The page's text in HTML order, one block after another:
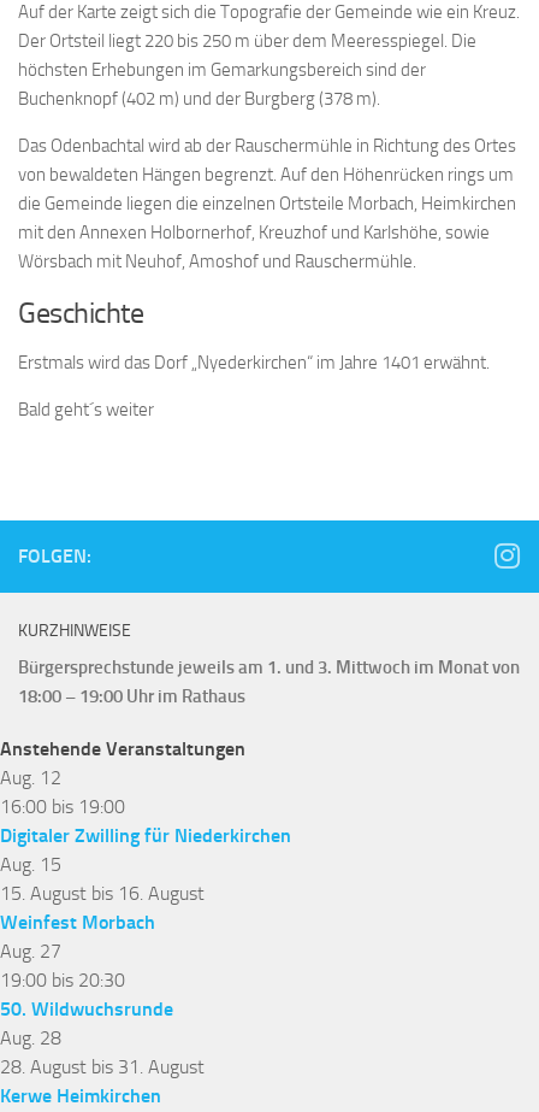
Auf der Karte zeigt sich die Topografie der Gemeinde wie ein Kreuz.
Der Ortsteil liegt 220 bis 250 m über dem Meeresspiegel. Die
höchsten Erhebungen im Gemarkungsbereich sind der
Buchenknopf (402 m) und der Burgberg (378 m).
Das Odenbachtal wird ab der Rauschermühle in Richtung des Ortes
von bewaldeten Hängen begrenzt. Auf den Höhenrücken rings um
die Gemeinde liegen die einzelnen Ortsteile Morbach, Heimkirchen
mit den Annexen Holbornerhof, Kreuzhof und Karlshöhe, sowie
Wörsbach mit Neuhof, Amoshof und Rauschermühle.
Geschichte
Erstmals wird das Dorf „Nyederkirchen“ im Jahre 1401 erwähnt.
Bald geht´s weiter
FOLGEN:
KURZHINWEISE
Bürgersprechstunde jeweils am 1. und 3. Mittwoch im Monat von
18:00 – 19:00 Uhr im Rathaus
Anstehende Veranstaltungen
Aug. 12
16:00 bis 19:00
Digitaler Zwilling für Niederkirchen
Aug. 15
15. August bis 16. August
Weinfest Morbach
Aug. 27
19:00 bis 20:30
50. Wildwuchsrunde
Aug. 28
28. August bis 31. August
Kerwe Heimkirchen